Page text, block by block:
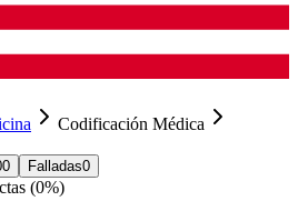
Codificación Médica
Falladas0
(0%)